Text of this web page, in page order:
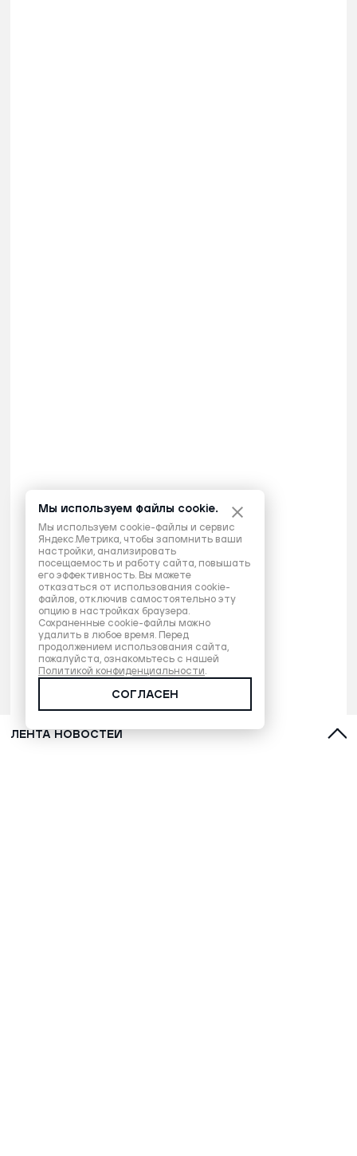
ЛЕНТА НОВОСТЕЙ
Мы используем файлы cookie.
Мы используем cookie-файлы и сервис
Яндекс.Метрика, чтобы запомнить ваши
настройки, анализировать
посещаемость и работу сайта, повышать
его эффективность. Вы можете
отказаться от использования cookie-
файлов, отключив самостоятельно эту
опцию в настройках браузера.
Сохраненные cookie-файлы можно
удалить в любое время. Перед
продолжением использования сайта,
пожалуйста, ознакомьтесь с нашей
Политикой конфиденциальности.
СОГЛАСЕН